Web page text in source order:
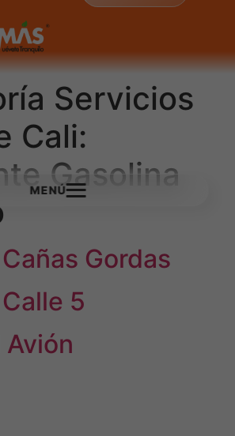
Servicios
Cali:
Gasolina
Gordas
5
Avión
MENÚ